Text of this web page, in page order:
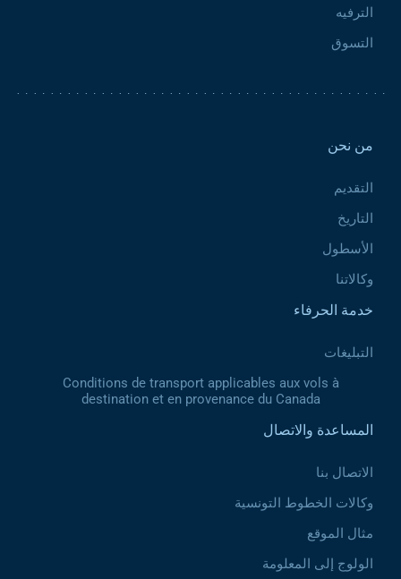
الترفيه
التسوق
من نحن
التقديم
التاريخ
الأسطول
وكالاتنا
خدمة الحرفاء
التبليغات
Conditions de transport applicables aux vols à
destination et en provenance du Canada
المساعدة والاتصال
الاتصال بنا
وكالات الخطوط التونسية
مثال الموقع
الولوج إلى المعلومة